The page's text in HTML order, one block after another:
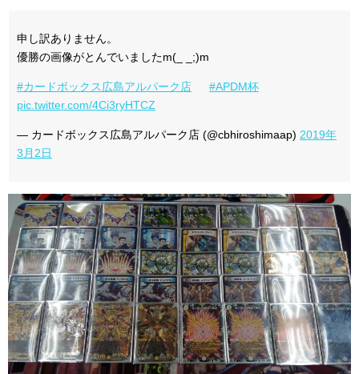
申し訳ありません。
優勝の画像がとんでいましたm(_ _;)m
#カードボックス広島アルパーク店
#APDM杯
pic.twitter.com/4Ci3ryHTCZ
— カードボックス広島アルパーク店 (@cbhiroshimaap) 2019年
3月2日